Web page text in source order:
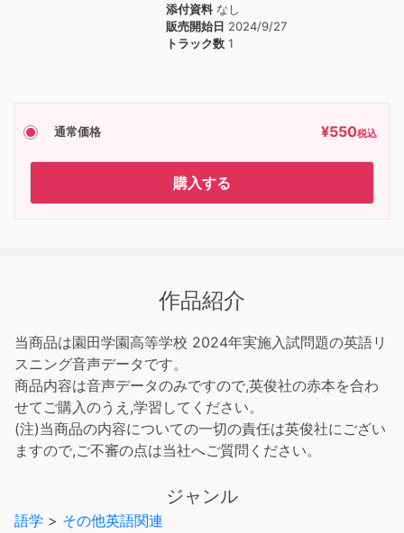
添付資料なし
販売開始日 2024/9/27
トラック数 1
通常価格 ¥550税込
購入する
作品紹介
当商品は園田学園高等学校 2024年実施入試問題の英語リ
スニング音声データです。
商品内容は音声データのみですので,英俊社の赤本を合わ
せてご購入のうえ,学習してください。
(注)当商品の内容についての一切の責任は英俊社にござい
ますので,ご不審の点は当社へご質問ください。
ジャンル
語学 > その他英語関連